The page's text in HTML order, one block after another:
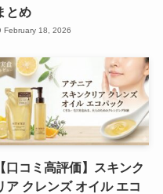
とめ
February 18, 2026
【口コミ高評価】スキンク
ア クレンズ オイル エコ